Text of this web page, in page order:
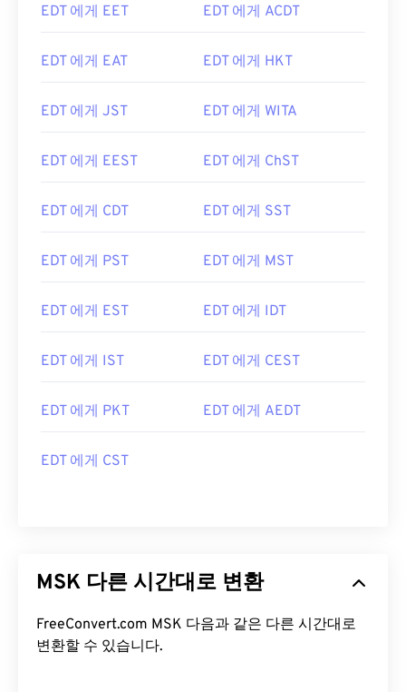
EDT 에게 EET EDT 에게 ACDT
EDT 에게 EAT EDT 에게 HKT
EDT 에게 JST EDT 에게 WITA
EDT 에게 EEST EDT 에게 ChST
EDT 에게 CDT EDT 에게 SST
EDT 에게 PST EDT 에게 MST
EDT 에게 EST EDT 에게 IDT
EDT 에게 IST EDT 에게 CEST
EDT 에게 PKT EDT 에게 AEDT
EDT 에게 CST
MSK 다른 시간대로 변환
FreeConvert.com MSK 다음과 같은 다른 시간대로
변환할 수 있습니다.